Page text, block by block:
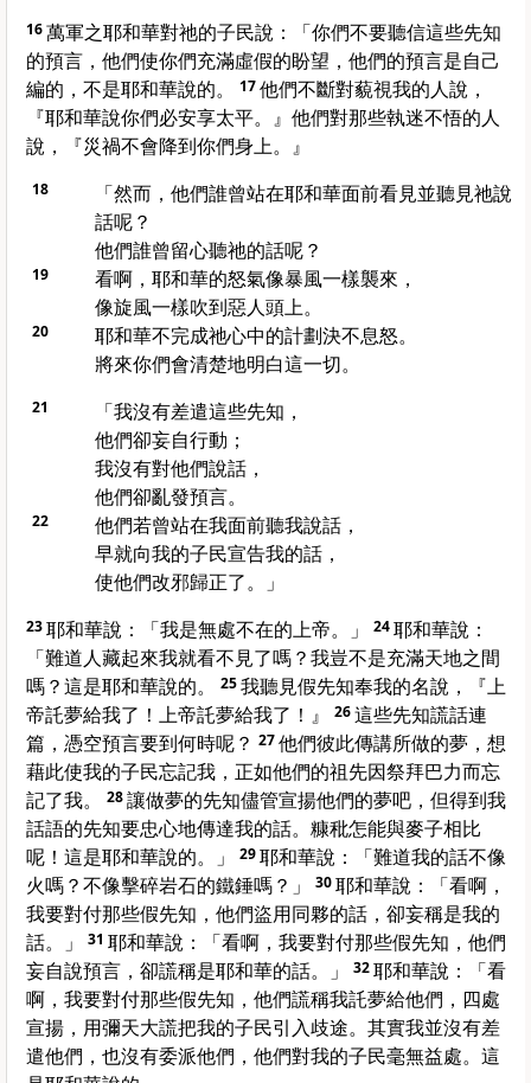
16萬軍之耶和華對祂的子民說：「你們不要聽信這些先知
的預言，他們使你們充滿虛假的盼望，他們的預言是自己
編的，不是耶和華說的。
17他們不斷對藐視我的人說，
『耶和華說你們必安享太平。』他們對那些執迷不悟的人
說，『災禍不會降到你們身上。』
18
「然而，他們誰曾站在耶和華面前看見並聽見祂說
話呢？
他們誰曾留心聽祂的話呢？
19
看啊，耶和華的怒氣像暴風一樣襲來，
像旋風一樣吹到惡人頭上。
20
耶和華不完成祂心中的計劃決不息怒。
將來你們會清楚地明白這一切。
21
「我沒有差遣這些先知，
他們卻妄自行動；
我沒有對他們說話，
他們卻亂發預言。
22
他們若曾站在我面前聽我說話，
早就向我的子民宣告我的話，
使他們改邪歸正了。」
23耶和華說：「我是無處不在的上帝。」 24耶和華說：
「難道人藏起來我就看不見了嗎？我豈不是充滿天地之間
嗎？這是耶和華說的。
25我聽見假先知奉我的名說，『上
帝託夢給我了！上帝託夢給我了！』
26這些先知謊話連
篇，憑空預言要到何時呢？ 27他們彼此傳講所做的夢，想
藉此使我的子民忘記我，正如他們的祖先因祭拜巴力而忘
記了我。
28讓做夢的先知儘管宣揚他們的夢吧，但得到我
話語的先知要忠心地傳達我的話。糠秕怎能與麥子相比
呢！這是耶和華說的。」
29耶和華說：「難道我的話不像
火嗎？不像擊碎岩石的鐵錘嗎？」
30耶和華說：「看啊，
我要對付那些假先知，他們盜用同夥的話，卻妄稱是我的
話。」
31 耶和華說：「看啊，我要對付那些假先知，他們
妄自說預言，卻謊稱是耶和華的話。」
32耶和華說：「看
啊，我要對付那些假先知，他們謊稱我託夢給他們，四處
宣揚，用彌天大謊把我的子民引入歧途。其實我並沒有差
遣他們，也沒有委派他們，他們對我的子民毫無益處。這